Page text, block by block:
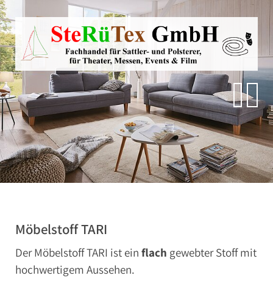
Direkt zur Hauptnavigation springen
Direkt zum Inhalt springen
Zur Unternavigation springen
Möbelstoff TARI
Der Möbelstoff TARI ist ein flach gewebter Stoff mit
hochwertigem Aussehen.
SteRüTex
Planen- & Persenningstoffe
Reißverschlüsse
Artikel um die Persenning
Polstermaterialien
Autohimmelstoffe